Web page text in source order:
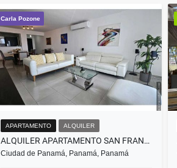
Alquiler
Carla Pozone
APARTAMENTO ALQUILER
ALQUILER APARTAMENTO SAN FRANCISCO LB PH THE REGENT (MR)
Ciudad de Panamá, Panamá, Panamá